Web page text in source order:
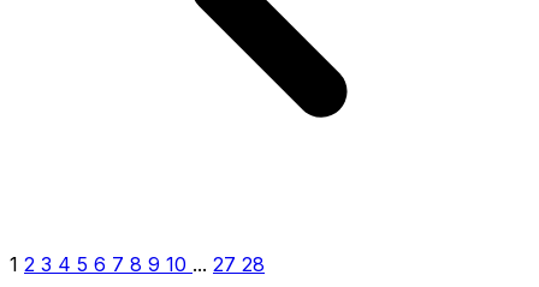
1 2 3 4 5 6 7 8 9 10 ... 27 28